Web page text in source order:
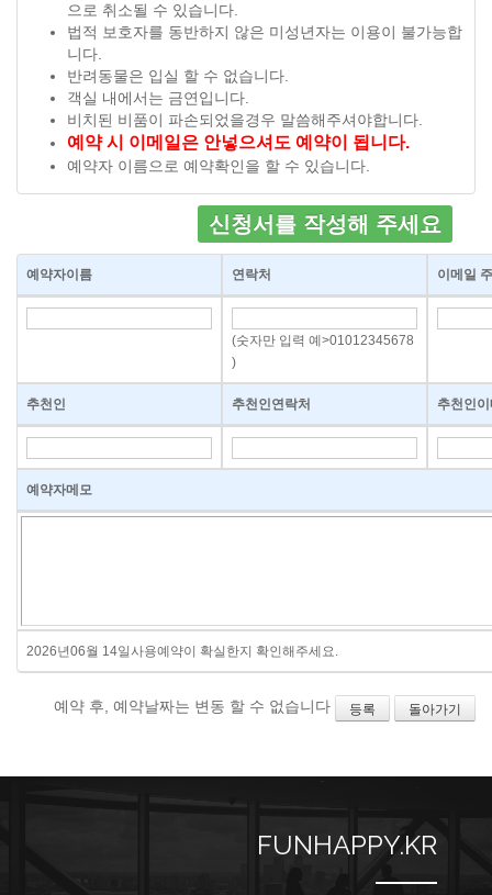
으로 취소될 수 있습니다.
법적 보호자를 동반하지 않은 미성년자는 이용이 불가능합
니다.
반려동물은 입실 할 수 없습니다.
객실 내에서는 금연입니다.
비치된 비품이 파손되었을경우 말씀해주셔야합니다.
예약 시 이메일은 안넣으셔도 예약이 됩니다.
예약자 이름으로 예약확인을 할 수 있습니다.
신청서를 작성해 주세요
예약자이름 연락처 이메일
(숫자만 입력 예>01012345678
)
추천인 추천인연락처 추천인
예약자메모
2026년06월 14일사용예약이 확실한지 확인해주세요.
예약 후, 예약날짜는 변동 할 수 없습니다 등록 돌아가기
FUNHAPPY.KR